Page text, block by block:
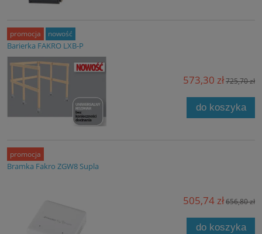
Barierka FAKRO LXB-P
573,30 zł725,70 zł
do koszyka
promocja nowość
Bramka Fakro ZGW8 Supla
505,74 zł656,80 zł
do koszyka
promocja